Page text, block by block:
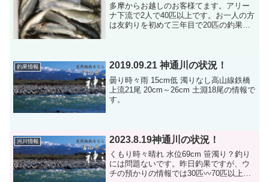
多摩からお越しのお客様てます。アリー
ナ下流で2人で40匹以上です。お一人の方
は友釣りを初めて三年目で20匹の釣果で
果です。今日も井田...
釣果情報 2019.09.21 神通川の状況！
曇り時々雨 15cm低 濁りなし高山線鉄橋
上流21尾 20cm～26cm 土淵18尾の情報で
す。
河川情報 2023.8.19神通川の状況！
くもり時々晴れ 水位69cm 笹濁り？釣り
には問題ないです。昨日釣果ですが、ウ
チの預かりの情報では30匹〰️70匹以上の